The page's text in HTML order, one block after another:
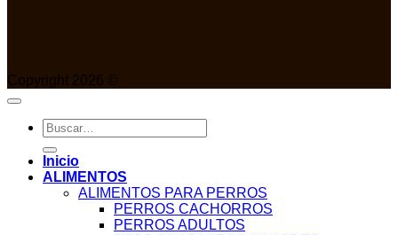
Copyright 2026 ©
Buscar
por:
Inicio
ALIMENTOS
ALIMENTOS PARA PERROS
PERROS CACHORROS
PERROS ADULTOS